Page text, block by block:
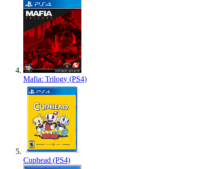
Mafia: Trilogy (PS4)
Cuphead (PS4)